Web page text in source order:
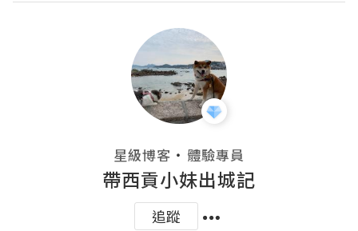
星級博客 ・ 體驗專員
帶西貢小妹出城記
追蹤